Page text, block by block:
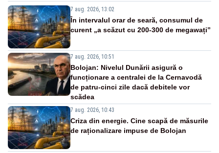
7 aug. 2026, 13:02
În intervalul orar de seară, consumul de
curent „a scăzut cu 200-300 de megawați”
7 aug. 2026, 10:51
Bolojan: Nivelul Dunării asigură o
funcționare a centralei de la Cernavodă
de patru-cinci zile dacă debitele vor
scădea
7 aug. 2026, 10:43
Criza din energie. Cine scapă de măsurile
de raționalizare impuse de Bolojan